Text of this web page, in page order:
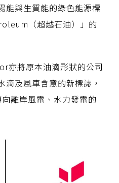
能與生質能的綠色能源標
（超越石油）」的
亦將原本油滴形狀的公司
及風車含意的新標誌，
離岸風電、水力發電的